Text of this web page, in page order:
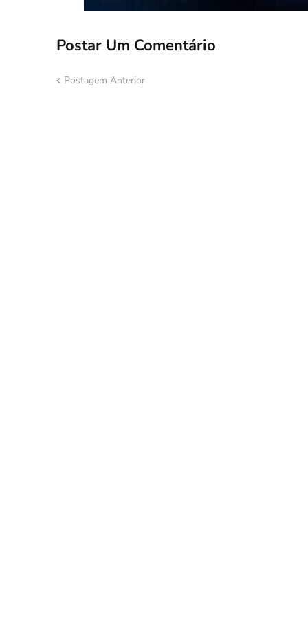
Postar Um Comentário
Postagem Anterior